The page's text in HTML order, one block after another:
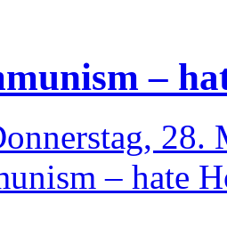
–
28.
– hate